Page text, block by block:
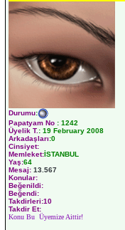
Durumu:
Papatyam No : 1242
Üyelik T. : 19 February 2008
Arkadaşları:0
Cinsiyet:
Memleket:İSTANBUL
Yaş:64
Mesaj: 13.567
Konular:
Beğenildi:
Beğendi:
Takdirleri:10
Takdir Et:
Konu Bu Üyemize Aittir!